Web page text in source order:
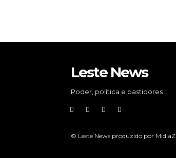
Leste News
Poder, política e bastidores
© Leste News produzido por MidiaZ